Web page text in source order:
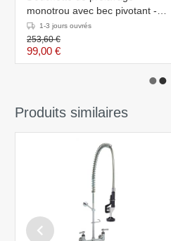
monotrou avec bec pivotant -
mitigeur - 1200 mm
1-3 jours ouvrés
253,60 €
99,00 €
Produits similaires